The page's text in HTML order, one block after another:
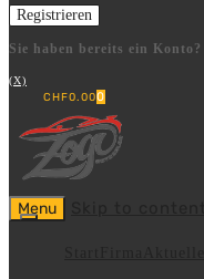
Sie haben bereits ein Konto?
(X)
CHF0.000
Menu